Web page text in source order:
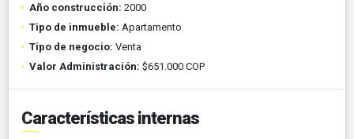
Año construcción: 2000
Tipo de inmueble: Apartamento
Tipo de negocio: Venta
Valor Administración: $651.000 COP
Características internas